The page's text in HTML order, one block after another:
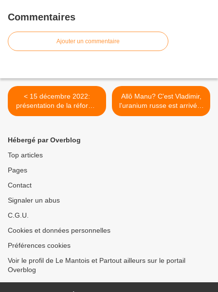
Commentaires
Ajouter un commentaire
< 15 décembre 2022:
présentation de la réforme
anti-sociale des retraites
Allô Manu? C'est Vladimir,
l'uranium russe est arrivé à
bon port. Je répète,
Hébergé par Overblog
Top articles
Pages
Contact
Signaler un abus
C.G.U.
Cookies et données personnelles
Préférences cookies
Voir le profil de Le Mantois et Partout ailleurs sur le portail
Overblog